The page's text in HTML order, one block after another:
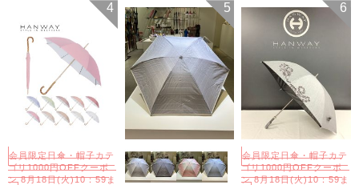
4
会員限定日傘・帽子カテ
ゴリ1000円OFFクーポ
ン 8月18日(火)10：59ま
5 6
会員限定日傘・帽子カテ
ゴリ1000円OFFクーポ
ン 8月18日(火)10：59ま